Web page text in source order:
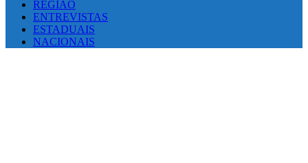
REGIÃO
ENTREVISTAS
ESTADUAIS
NACIONAIS